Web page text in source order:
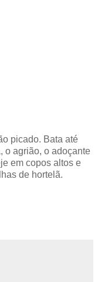
picado. Bata até
o agrião, o adoçante
em copos altos e
de hortelã.